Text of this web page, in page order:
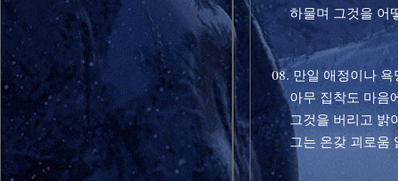
하물며 그것을 어떻
08. 만일 애정이나 욕
아무 집착도 마음
그것을 버리고 밝
그는 온갖 괴로움